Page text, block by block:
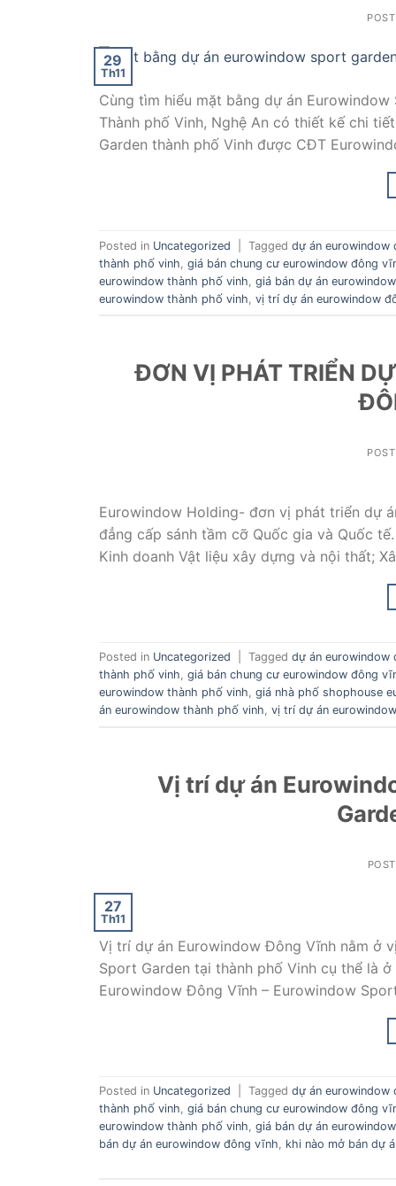
29
Th11
Cùng tìm hiểu mặt bằng dự án
Thành phố Vinh, Nghệ An có thiết kế chi
Garden thành phố Vinh được CĐT
Posted in Uncategorized Tagged dự án
thành phố vinh giá bán chung cư eurowindow đông
eurowindow thành phố vinh giá bán dự án
eurowindow thành phố vinh vị trí dự án eurowindow
ĐƠN VỊ PHÁT TRIỂN
Eurowindow Holding- đơn vị phát triển dự
đẳng cấp sánh tầm cỡ Quốc gia và Quốc
Kinh doanh Vật liệu xây dựng và nội thất;
Posted in Uncategorized Tagged dự án
thành phố vinh, giá bán chung cư eurowindow đông
eurowindow thành phố vinh, giá nhà phố shophouse
án eurowindow thành phố vinh, vị trí dự án
Vị trí dự án
27
Th11
Vị trí dự án Eurowindow Đông Vĩnh nằm ở
Sport Garden tại thành phố Vinh cụ thể là
Eurowindow Đông Vĩnh – Eurowindow
Posted in Uncategorized Tagged dự án
thành phố vinh, giá bán chung cư eurowindow đông
eurowindow thành phố vinh, giá bán dự án
bán dự án eurowindow đông vĩnh, khi nào mở bán dự